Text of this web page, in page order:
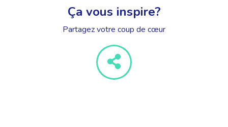
Ça vous inspire?
Partagez votre coup de cœur